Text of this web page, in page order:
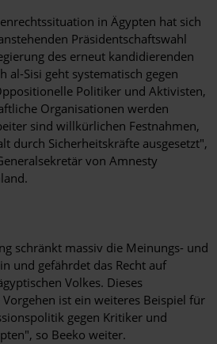
in Ägypten hat sich
Präsidentschaftswahl
des erneut kandidierenden
al-Sisi geht systematisch gegen
Politiker und Aktivisten,
Organisationen werden
sind willkürlichen Festnahmen,
durch Sicherheitskräfte ausgesetzt",
von Amnesty
schränkt massiv die Meinungs- und
und gefährdet das Recht auf
Volkes. Dieses
ist ein weiteres Beispiel für
gegen Kritiker und
so Beeko weiter.